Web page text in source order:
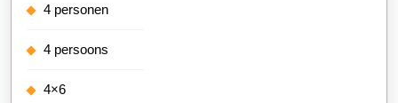
4 personen
4 persoons
4×6